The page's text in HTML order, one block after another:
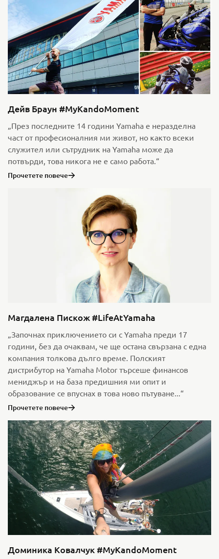
Дейв Браун #MyKandoMoment
„През последните 14 години Yamaha е неразделна
част от професионалния ми живот, но както всеки
служител или сътрудник на Yamaha може да
потвърди, това никога не е само работа.“
Прочетете повече
Магдалена Пискож #LifeAtYamaha
„Започнах приключението си с Yamaha преди 17
години, без да очаквам, че ще остана свързана с една
компания толкова дълго време. Полският
дистрибутор на Yamaha Motor търсеше финансов
мениджър и на база предишния ми опит и
образование се впуснах в това ново пътуване...“
Прочетете повече
Доминика Ковалчук #MyKandoMoment